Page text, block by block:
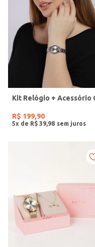
R$ 199,90
5x de R$ 39 98